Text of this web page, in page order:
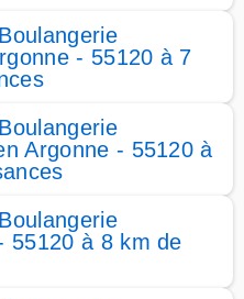
- 55120 à 7
Argonne - 55120 à
55120 à 8 km de